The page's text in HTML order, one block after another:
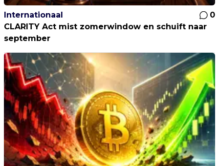
Internationaal
0
CLARITY Act mist zomerwindow en schuift naar
september